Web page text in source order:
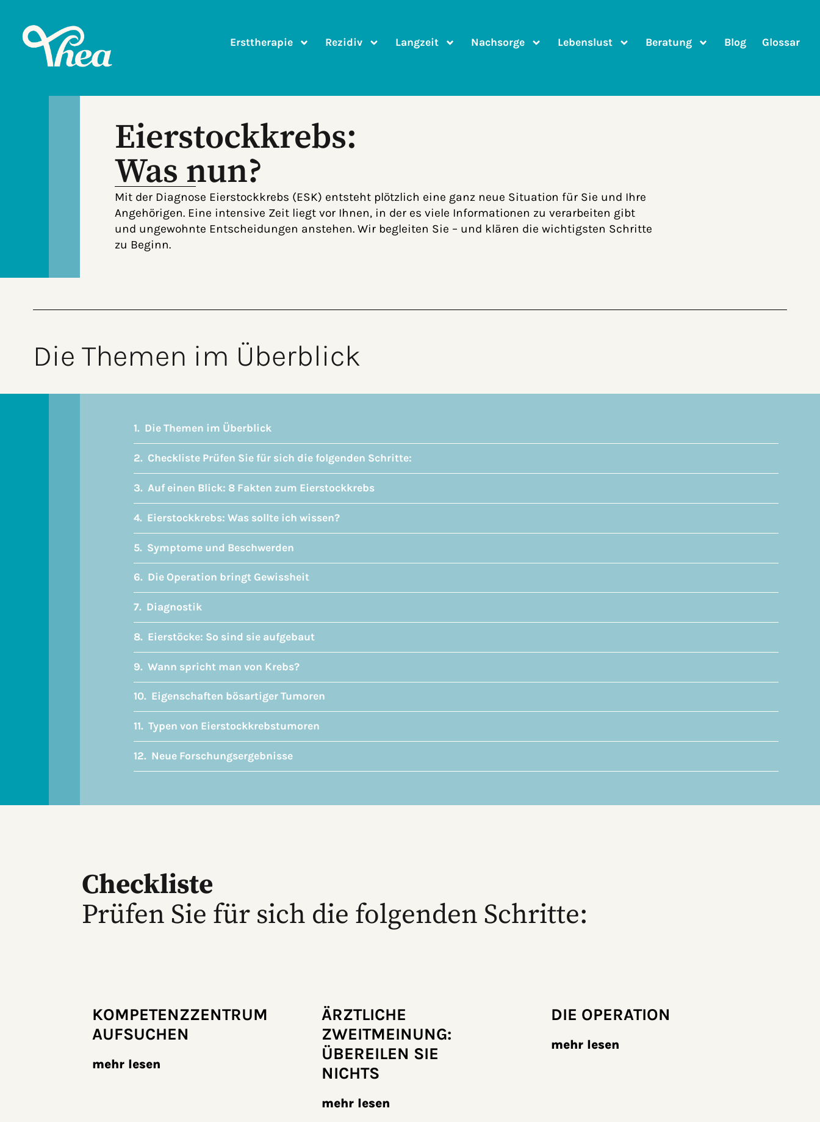
Ersttherapie Rezidiv Langzeit Nachsorge Lebenslust Beratung Blog Glossar
Eierstock­krebs:
Was nun?
Mit der Diagnose Eierstockkrebs (ESK) entsteht plötzlich eine ganz neue Situation für Sie und Ihre
Angehörigen. Eine intensive Zeit liegt vor Ihnen, in der es viele Informationen zu verarbeiten gibt
und ungewohnte Entscheidungen anstehen. Wir begleiten Sie – und klären die wichtigsten Schritte
zu Beginn.
Die Themen im Überblick
Die Themen im Überblick
Checkliste Prüfen Sie für sich die folgenden Schritte:
Auf einen Blick: 8 Fakten zum Eierstockkrebs
Eierstockkrebs: Was sollte ich wissen?
Symptome und Beschwerden
Die Operation bringt Gewissheit
Diagnostik
Eierstöcke: So sind sie aufgebaut
Wann spricht man von Krebs?
Eigenschaften bösartiger Tumoren
Typen von Eierstockkrebstumoren
Neue Forschungsergebnisse
Checkliste
Prüfen Sie für sich die folgenden Schritte:
KOMPETENZ­ZENTRUM
AUFSUCHEN
mehr lesen
ÄRZTLICHE
ZWEITMEINUNG:
ÜBEREILEN SIE
NICHTS
mehr lesen
DIE OPERATION
mehr lesen